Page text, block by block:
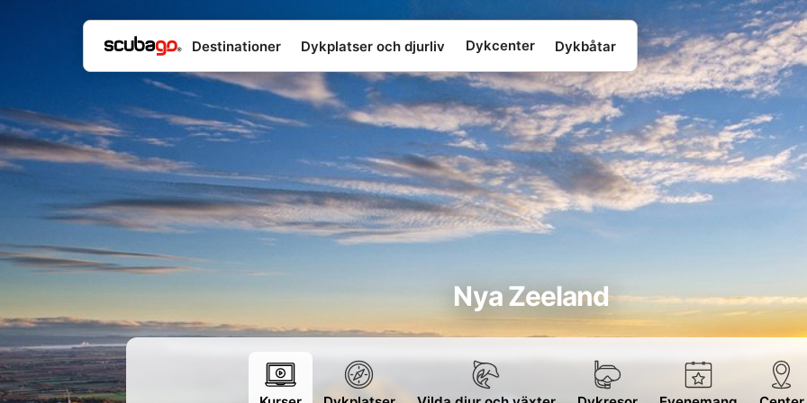
Destinationer Dykplatser och djurliv Dykcenter Dykbåtar
>
Nya Zeeland